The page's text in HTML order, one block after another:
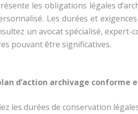
les obligations légales
Les durées et
un avocat spécialisé, expert-
pouvant être significatives.
d’action archivage conforme
les durées de conservation